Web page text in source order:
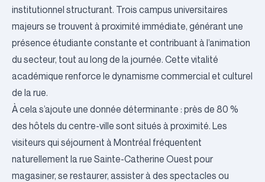
institutionnel structurant. Trois campus universitaires
majeurs se trouvent à proximité immédiate, générant une
présence étudiante constante et contribuant à l’animation
du secteur, tout au long de la journée. Cette vitalité
académique renforce le dynamisme commercial et culturel
de la rue.
À cela s’ajoute une donnée déterminante : près de 80 %
des hôtels du centre-ville sont situés à proximité. Les
visiteurs qui séjournent à Montréal fréquentent
naturellement la rue Sainte-Catherine Ouest pour
magasiner, se restaurer, assister à des spectacles ou